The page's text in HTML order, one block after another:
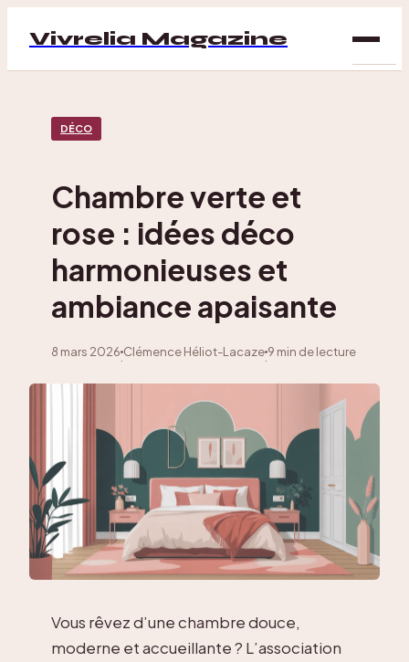
Vivrelia Magazine
DÉCO
Chambre verte et
rose : idées déco
harmonieuses et
ambiance apaisante
8 mars 2026
·
Clémence Héliot-Lacaze
·
9 min de lecture
Vous rêvez d’une chambre douce,
moderne et accueillante ? L’association